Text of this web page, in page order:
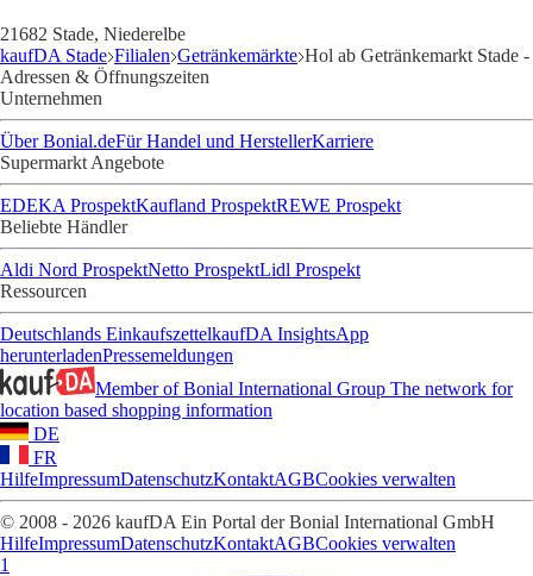
21682 Stade, Niederelbe
kaufDA Stade Filialen Getränkemärkte Hol ab Getränkemarkt Stade -
Adressen & Öffnungszeiten
Unternehmen
Über Bonial.deFür Handel und HerstellerKarriere
Supermarkt Angebote
EDEKA ProspektKaufland ProspektREWE Prospekt
Beliebte Händler
Aldi Nord ProspektNetto ProspektLidl Prospekt
Ressourcen
Deutschlands EinkaufszettelkaufDA InsightsApp
herunterladenPressemeldungen
Member of Bonial International Group The network for
location based shopping information
DE
FR
HilfeImpressumDatenschutzKontaktAGBCookies verwalten
© 2008 - 2026 kaufDA Ein Portal der Bonial International GmbH
HilfeImpressumDatenschutzKontaktAGBCookies verwalten
1